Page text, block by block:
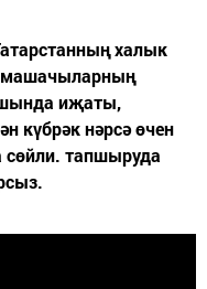
халык
иҗаты,
күбрәк нәрсә өчен
сөйли. тапшыруда